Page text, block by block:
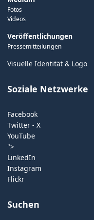
Fotos
Videos
Veröffentlichungen
Pressemitteilungen
Visuelle Identität & Logo
Soziale Netzwerke
Facebook
Twitter - X
YouTube
">
LinkedIn
Instagram
Flickr
Suchen